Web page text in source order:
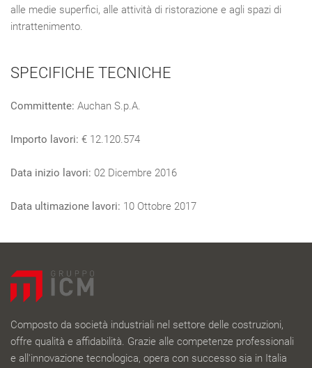
alle medie superfici, alle attività di ristorazione e agli spazi di
intrattenimento.
SPECIFICHE TECNICHE
Committente: Auchan S.p.A.
Importo lavori: € 12.120.574
Data inizio lavori: 02 Dicembre 2016
Data ultimazione lavori: 10 Ottobre 2017
Composto da società industriali nel settore delle costruzioni,
offre qualità e affidabilità. Grazie alle competenze professionali
e all'innovazione tecnologica, opera con successo sia in Italia